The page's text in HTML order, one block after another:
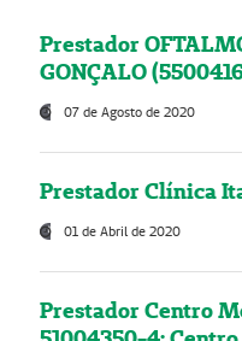
Prestador
GONÇALO
07 de Agosto de 2020
Prestador Clínica
01 de Abril de 2020
Prestador Centro